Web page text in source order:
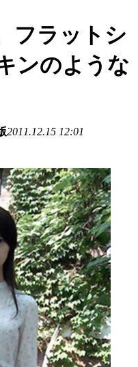
フラットシ
ンのような
2011.12.15 12:01